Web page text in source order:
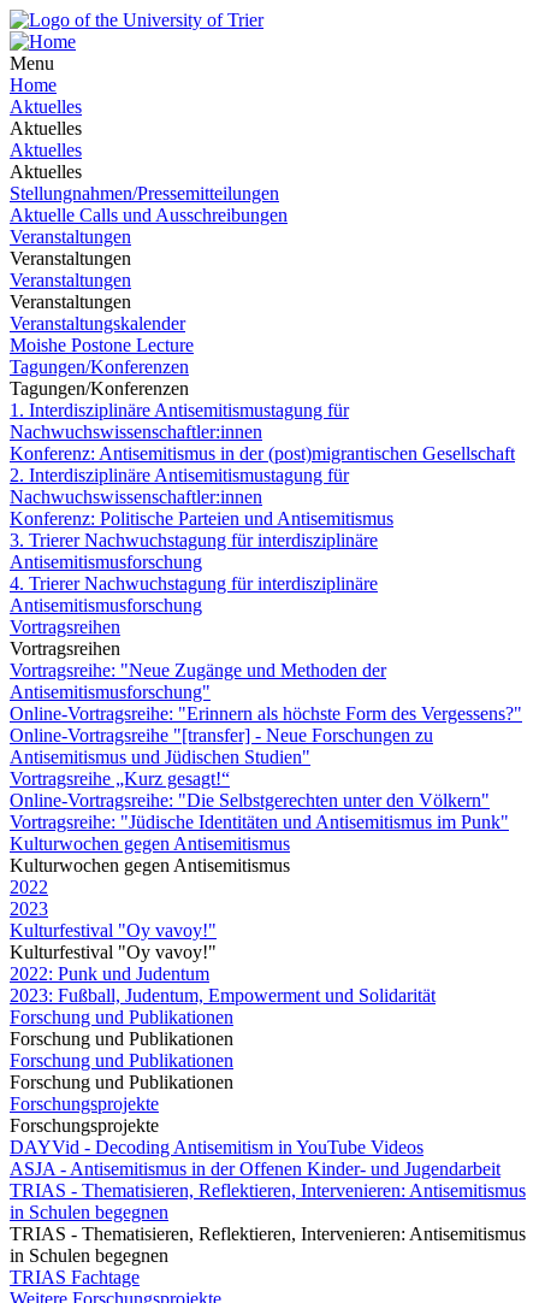
Menu
Home
Aktuelles
Aktuelles
Aktuelles
Aktuelles
Stellungnahmen/Pressemitteilungen
Aktuelle Calls und Ausschreibungen
Veranstaltungen
Veranstaltungen
Veranstaltungen
Veranstaltungen
Veranstaltungskalender
Moishe Postone Lecture
Tagungen/Konferenzen
Tagungen/Konferenzen
1. Interdisziplinäre Antisemitismustagung für
Nachwuchswissenschaftler:innen
Konferenz: Antisemitismus in der (post)migrantischen Gesellschaft
2. Interdisziplinäre Antisemitismustagung für
Nachwuchswissenschaftler:innen
Konferenz: Politische Parteien und Antisemitismus
3. Trierer Nachwuchstagung für interdisziplinäre
Antisemitismusforschung
4. Trierer Nachwuchstagung für interdisziplinäre
Antisemitismusforschung
Vortragsreihen
Vortragsreihen
Vortragsreihe: "Neue Zugänge und Methoden der
Antisemitismusforschung"
Online-Vortragsreihe: "Erinnern als höchste Form des Vergessens?"
Online-Vortragsreihe "[transfer] - Neue Forschungen zu
Antisemitismus und Jüdischen Studien"
Vortragsreihe „Kurz gesagt!“
Online-Vortragsreihe: "Die Selbstgerechten unter den Völkern"
Vortragsreihe: "Jüdische Identitäten und Antisemitismus im Punk"
Kulturwochen gegen Antisemitismus
Kulturwochen gegen Antisemitismus
2022
2023
Kulturfestival "Oy vavoy!"
Kulturfestival "Oy vavoy!"
2022: Punk und Judentum
2023: Fußball, Judentum, Empowerment und Solidarität
Forschung und Publikationen
Forschung und Publikationen
Forschung und Publikationen
Forschung und Publikationen
Forschungsprojekte
Forschungsprojekte
DAYVid - Decoding Antisemitism in YouTube Videos
ASJA - Antisemitismus in der Offenen Kinder- und Jugendarbeit
TRIAS - Thematisieren, Reflektieren, Intervenieren: Antisemitismus
in Schulen begegnen
TRIAS - Thematisieren, Reflektieren, Intervenieren: Antisemitismus
in Schulen begegnen
TRIAS Fachtage
Weitere Forschungsprojekte